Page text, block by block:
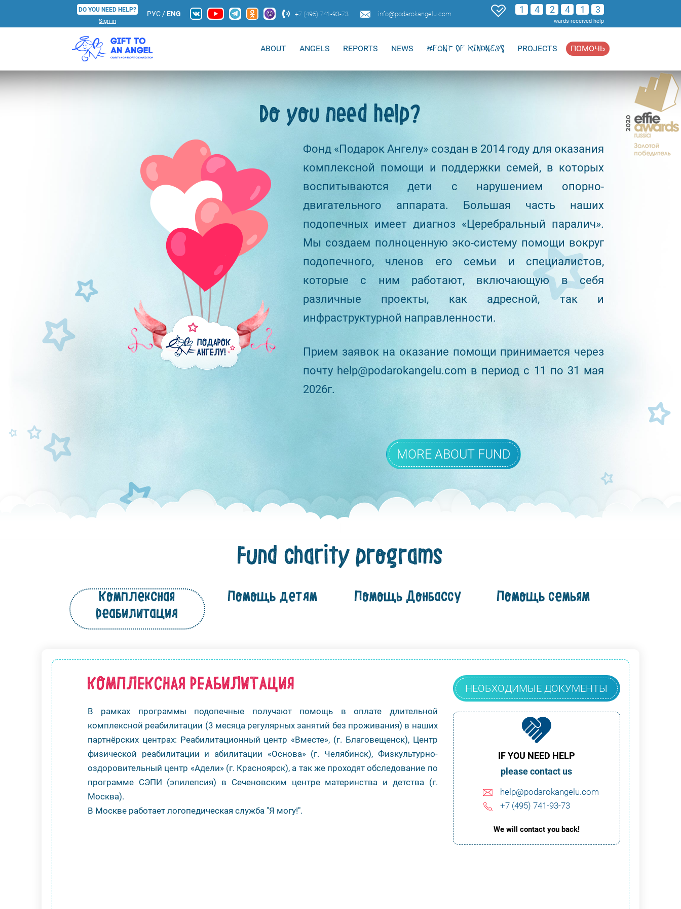
DO YOU NEED HELP?
Sign in
РУС / ENG +7 (495) 741-93-73 info@podarokangelu.com 1 4 2 4 1 3
wards received help
ABOUT ANGELS REPORTS NEWS #FONT OF KINDNESS PROJECTS ПОМОЧЬ
Do you need help?
Фонд «Подарок Ангелу» создан в 2014 году для оказания
комплексной помощи и поддержки семей, в которых
воспитываются дети с нарушением опорно-
двигательного аппарата. Большая часть наших
подопечных имеет диагноз «Церебральный паралич».
Мы создаем полноценную эко-систему помощи вокруг
подопечного, членов его семьи и специалистов,
которые с ним работают, включающую в себя
различные проекты, как адресной, так и
инфраструктурной направленности.
Прием заявок на оказание помощи принимается через
почту help@podarokangelu.com в период с 11 по 31 мая
2026г.
MORE ABOUT FUND
Fund charity programs
Комплексная
реабилитация
Помощь детям Помощь Донбассу Помощь семьям
КОМПЛЕКСНАЯ РЕАБИЛИТАЦИЯ
В рамках программы подопечные получают помощь в оплате длительной
комплексной реабилитации (3 месяца регулярных занятий без проживания) в наших
партнёрских центрах: Реабилитационный центр «Вместе», (г. Благовещенск), Центр
физической реабилитации и абилитации «Основа» (г. Челябинск), Физкультурно-
оздоровительный центр «Адели» (г. Красноярск), а так же проходят обследование по
программе СЭПИ (эпилепсия) в Сеченовским центре материнства и детства (г.
Москва).
В Москве работает логопедическая служба "Я могу!".
НЕОБХОДИМЫЕ ДОКУМЕНТЫ
IF YOU NEED HELP
please contact us
help@podarokangelu.com
+7 (495) 741-93-73
We will contact you back!